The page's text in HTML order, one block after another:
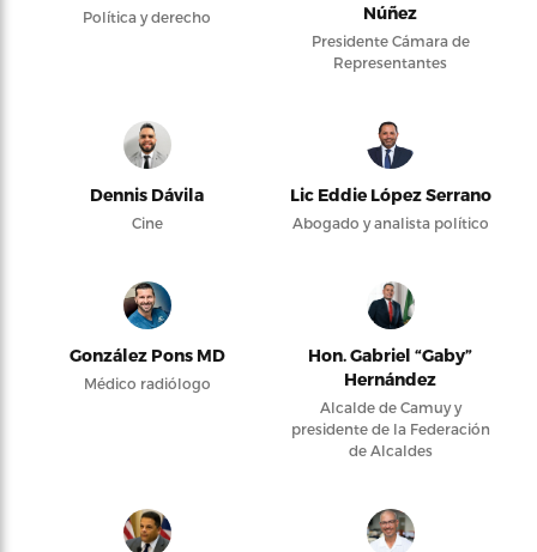
Política y derecho
Núñez
Presidente Cámara de
Representantes
Dennis Dávila
Cine
Lic Eddie López Serrano
Abogado y analista político
González Pons MD
Médico radiólogo
Hon. Gabriel “Gaby”
Hernández
Alcalde de Camuy y
presidente de la Federación
de Alcaldes